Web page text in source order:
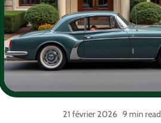
21 février 2026 9 min read